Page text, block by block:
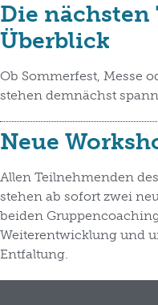
Die
Überblick
Ob Sommerfest, Messe
stehen demnächst
Neue
Allen Teilnehmenden
stehen ab sofort zwei
beiden
Weiterentwicklung und
Entfaltung.